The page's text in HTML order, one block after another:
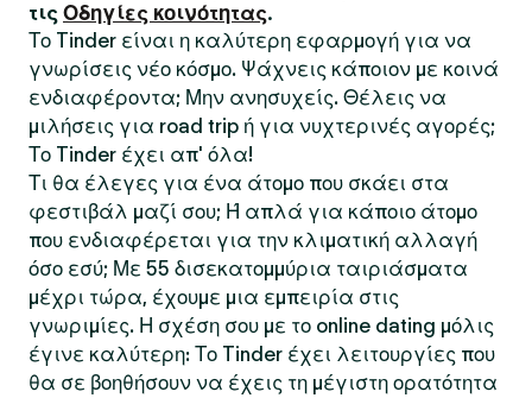
τις Οδηγίες κοινότητας.
Το Tinder είναι η καλύτερη εφαρμογή για να
γνωρίσεις νέο κόσμο. Ψάχνεις κάποιον με κοινά
ενδιαφέροντα; Μην ανησυχείς. Θέλεις να
μιλήσεις για road trip ή για νυχτερινές αγορές;
Το Tinder έχει απ' όλα!
Τι θα έλεγες για ένα άτομο που σκάει στα
φεστιβάλ μαζί σου; Ή απλά για κάποιο άτομο
που ενδιαφέρεται για την κλιματική αλλαγή
όσο εσύ; Με 55 δισεκατομμύρια ταιριάσματα
μέχρι τώρα, έχουμε μια εμπειρία στις
γνωριμίες. Η σχέση σου με το online dating μόλις
έγινε καλύτερη: Το Tinder έχει λειτουργίες που
θα σε βοηθήσουν να έχεις τη μέγιστη ορατότητα